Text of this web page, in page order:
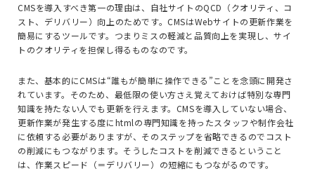
CMSを導入すべき第一の理由は、自社サイトのQCD（クオリティ、コ
スト、デリバリー）向上のためです。CMSはWebサイトの更新作業を
簡易にするツールです。つまりミスの軽減と品質向上を実現し、サイ
トのクオリティを担保し得るものなのです。
また、基本的にCMSは“誰もが簡単に操作できる”ことを念頭に開発さ
れています。そのため、最低限の使い方さえ覚えておけば特別な専門
知識を持たない人でも更新を行えます。CMSを導入していない場合、
更新作業が発生する度にhtmlの専門知識を持ったスタッフや制作会社
に依頼する必要がありますが、そのステップを省略できるのでコスト
の削減にもつながります。そうしたコストを削減できるということ
は、作業スピード（＝デリバリー）の短縮にもつながるのです。